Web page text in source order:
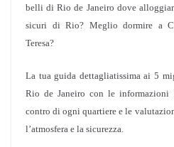
belli di Rio de Janeiro dove
sicuri di Rio? Meglio dormire a
Teresa?
La tua guida dettagliatissima ai 5
Rio de Janeiro con le
contro di ogni quartiere e le
l’atmosfera e la sicurezza.